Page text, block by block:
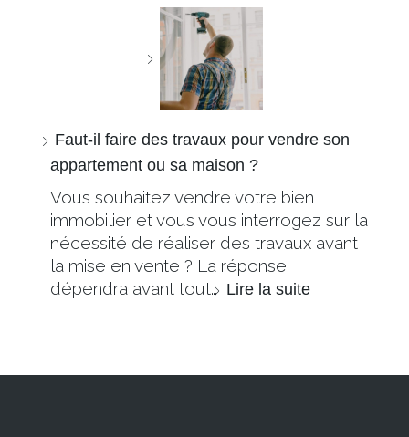
Faut-il faire des travaux pour vendre son
appartement ou sa maison ?
Vous souhaitez vendre votre bien
immobilier et vous vous interrogez sur la
nécessité de réaliser des travaux avant
la mise en vente ? La réponse
dépendra avant tout… Lire la suite